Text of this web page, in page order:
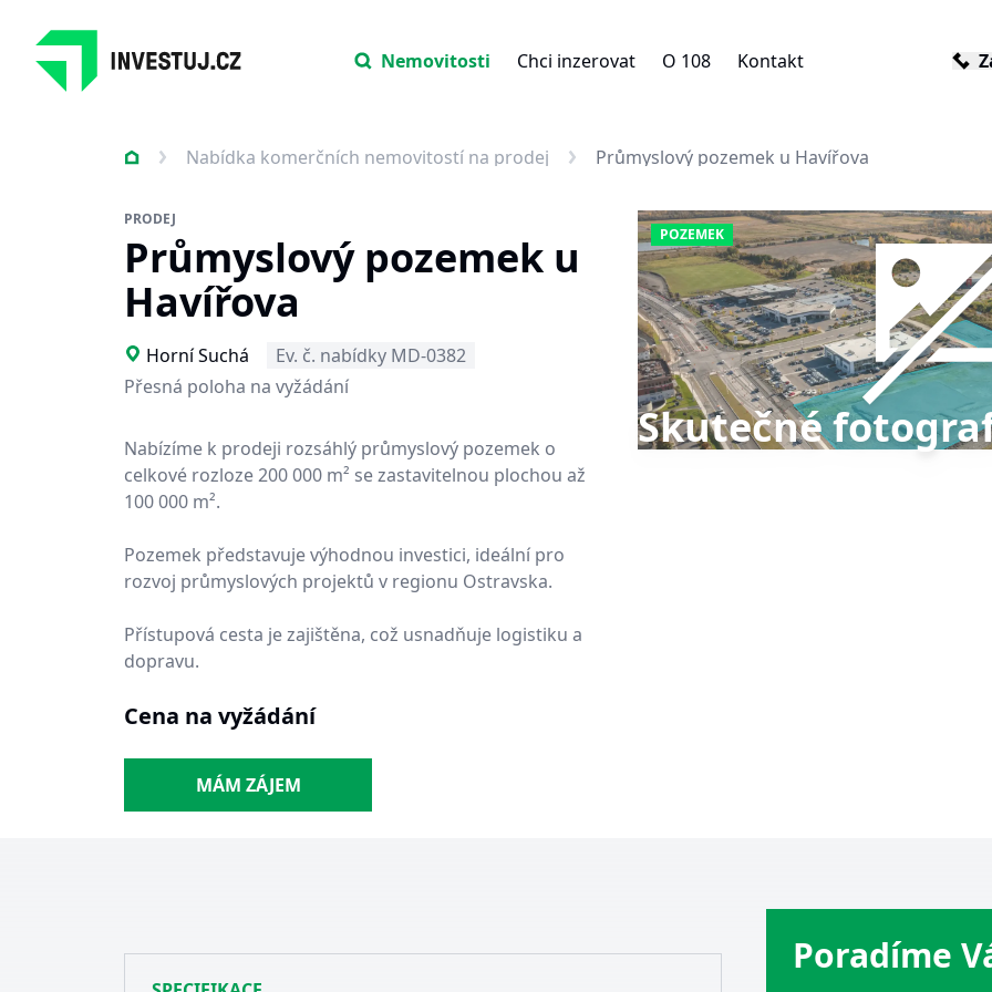
Nemovitosti Chci inzerovat O 108 Kontakt
Nabídka komerčních nemovitostí na prodej Průmyslový pozemek u Havířova
PRODEJ
Průmyslový pozemek u
Havířova
Horní Suchá
Ev. č. nabídky MD-0382
Přesná poloha na vyžádání
Nabízíme k prodeji rozsáhlý průmyslový pozemek o
celkové rozloze 200 000 m² se zastavitelnou plochou až
100 000 m².
Pozemek představuje výhodnou investici, ideální pro
rozvoj průmyslových projektů v regionu Ostravska.
Přístupová cesta je zajištěna, což usnadňuje logistiku a
dopravu.
Cena na vyžádání
MÁM ZÁJEM
POZEMEK
Skutečné
Poradíme